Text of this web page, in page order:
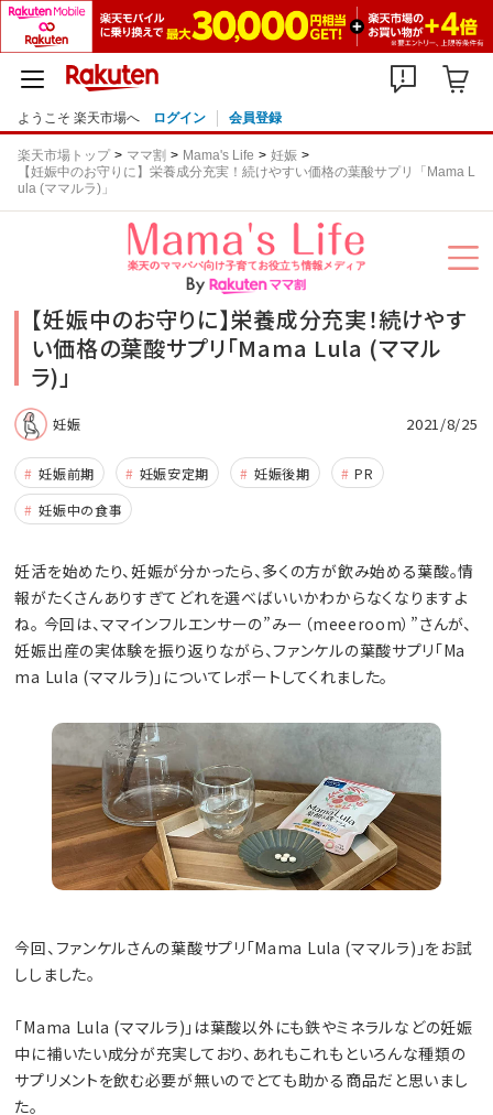
ようこそ 楽天市場へ ログイン 会員登録
楽天市場トップ ママ割 Mama's Life
妊娠
【妊娠中のお守りに】栄養成分充実！続けやすい価格の葉酸サプリ「Mama L
ula (ママルラ)」
【妊娠中のお守りに】栄養成分充実！続けやす
い価格の葉酸サプリ「Mama Lula (ママル
ラ)」
妊娠 2021/8/25
妊娠前期 妊娠安定期 妊娠後期
PR
妊娠中の食事
妊活を始めたり、妊娠が分かったら、多くの方が飲み始める葉酸。情
報がたくさんありすぎてどれを選べばいいかわからなくなりますよ
ね。 今回は、ママインフルエンサーの”みー（meeeroom）”さんが、
妊娠出産の実体験を振り返りながら、ファンケルの葉酸サプリ「Ma
ma Lula (ママルラ)」についてレポートしてくれました。
今回、ファンケルさんの葉酸サプリ「Mama Lula (ママルラ)」をお試
ししました。
「Mama Lula (ママルラ)」は葉酸以外にも鉄やミネラルなどの妊娠
中に補いたい成分が充実しており、あれもこれもといろんな種類の
サプリメントを飲む必要が無いのでとても助かる商品だと思いまし
た。